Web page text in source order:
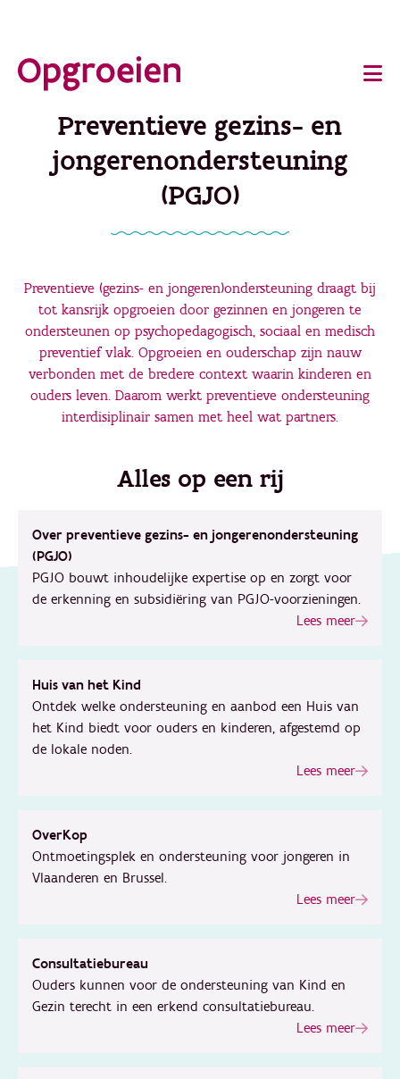
direct
hoofdinhoud
Main
navigation
Preventieve gezins- en
jongerenondersteuning
(PGJO)
Preventieve (gezins- en jongeren)ondersteuning draagt bij
tot kansrijk opgroeien door gezinnen en jongeren te
ondersteunen op psychopedagogisch, sociaal en medisch
preventief vlak. Opgroeien en ouderschap zijn nauw
verbonden met de bredere context waarin kinderen en
ouders leven. Daarom werkt preventieve ondersteuning
interdisiplinair samen met heel wat partners.
Alles op een rij
Over preventieve gezins- en jongerenondersteuning
(PGJO)
PGJO bouwt inhoudelijke expertise op en zorgt voor
de erkenning en subsidiëring van PGJO-voorzieningen.
Lees meer
Huis van het Kind
Ontdek welke ondersteuning en aanbod een Huis van
het Kind biedt voor ouders en kinderen, afgestemd op
de lokale noden.
Lees meer
OverKop
Ontmoetingsplek en ondersteuning voor jongeren in
Vlaanderen en Brussel.
Lees meer
Consultatiebureau
Ouders kunnen voor de ondersteuning van Kind en
Gezin terecht in een erkend consultatiebureau.
Lees meer